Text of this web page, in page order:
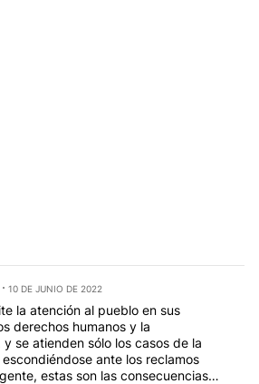
10 DE JUNIO DE 2022
la atención al pueblo en sus
derechos humanos y la
ante los reclamos
estas son las consecuencias